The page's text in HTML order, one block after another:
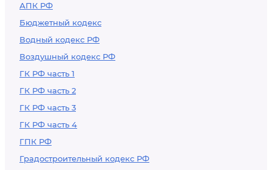
АПК РФ
Бюджетный кодекс
Водный кодекс РФ
Воздушный кодекс РФ
ГК РФ часть 1
ГК РФ часть 2
ГК РФ часть 3
ГК РФ часть 4
ГПК РФ
Градостроительный кодекс РФ